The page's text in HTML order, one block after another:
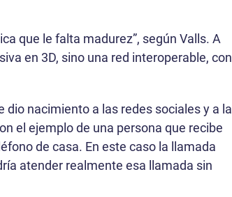
que le falta madurez”, según Valls. A
en 3D, sino una red interoperable, con
dio nacimiento a las redes sociales y a la
el ejemplo de una persona que recibe
de casa. En este caso la llamada
atender realmente esa llamada sin